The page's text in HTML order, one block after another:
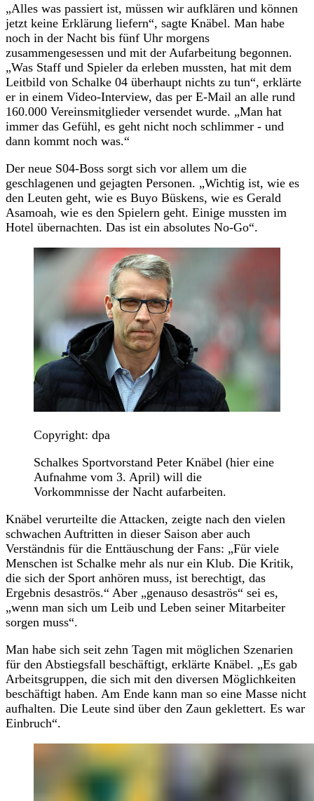
„Alles was passiert ist, müssen wir aufklären und können
jetzt keine Erklärung liefern“, sagte Knäbel. Man habe
noch in der Nacht bis fünf Uhr morgens
zusammengesessen und mit der Aufarbeitung begonnen.
„Was Staff und Spieler da erleben mussten, hat mit dem
Leitbild von Schalke 04 überhaupt nichts zu tun“, erklärte
er in einem Video-Interview, das per E-Mail an alle rund
160.000 Vereinsmitglieder versendet wurde. „Man hat
immer das Gefühl, es geht nicht noch schlimmer - und
dann kommt noch was.“
Der neue S04-Boss sorgt sich vor allem um die
geschlagenen und gejagten Personen. „Wichtig ist, wie es
den Leuten geht, wie es Buyo Büskens, wie es Gerald
Asamoah, wie es den Spielern geht. Einige mussten im
Hotel übernachten. Das ist ein absolutes No-Go“.
Copyright: dpa
Schalkes Sportvorstand Peter Knäbel (hier eine
Aufnahme vom 3. April) will die
Vorkommnisse der Nacht aufarbeiten.
Knäbel verurteilte die Attacken, zeigte nach den vielen
schwachen Auftritten in dieser Saison aber auch
Verständnis für die Enttäuschung der Fans: „Für viele
Menschen ist Schalke mehr als nur ein Klub. Die Kritik,
die sich der Sport anhören muss, ist berechtigt, das
Ergebnis desaströs.“ Aber „genauso desaströs“ sei es,
„wenn man sich um Leib und Leben seiner Mitarbeiter
sorgen muss“.
Man habe sich seit zehn Tagen mit möglichen Szenarien
für den Abstiegsfall beschäftigt, erklärte Knäbel. „Es gab
Arbeitsgruppen, die sich mit den diversen Möglichkeiten
beschäftigt haben. Am Ende kann man so eine Masse nicht
aufhalten. Die Leute sind über den Zaun geklettert. Es war
Einbruch“.